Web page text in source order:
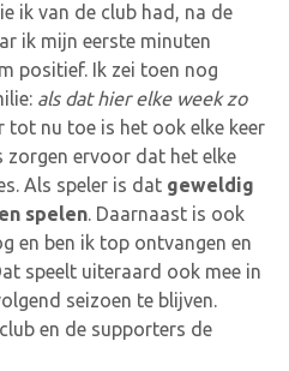
ik van de club had, na de
ik mijn eerste minuten
positief. Ik zei toen nog
als dat hier elke week zo
nu toe is het ook elke keer
zorgen ervoor dat het elke
Als speler is dat geweldig
spelen. Daarnaast is ook
en ben ik top ontvangen en
speelt uiteraard ook mee in
seizoen te blijven.
en de supporters de